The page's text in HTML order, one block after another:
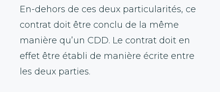
En-dehors de ces deux particularités, ce
contrat doit être conclu de la même
manière qu’un CDD. Le contrat doit en
effet être établi de manière écrite entre
les deux parties.